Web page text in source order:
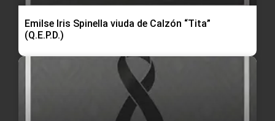
Emilse Iris Spinella viuda de Calzón “Tita”
(Q.E.P.D.)